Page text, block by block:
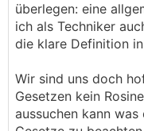
Ich betreibe eine
Engpassleistung
Gewinn größer als
Anschaffungskosten
Einspeisung 20.000
Eigenverbrauch
Ertrag EUR 4.000,-
überlegen: eine
ich als Techniker
die klare Definition
Wir sind uns doch
Gesetzen kein
aussuchen kann